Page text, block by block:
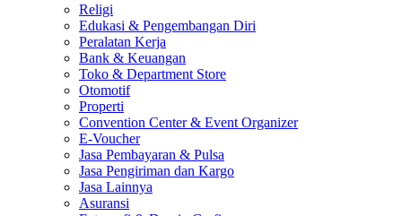
Religi
Edukasi & Pengembangan Diri
Peralatan Kerja
Bank & Keuangan
Toko & Department Store
Otomotif
Properti
Convention Center & Event Organizer
E-Voucher
Jasa Pembayaran & Pulsa
Jasa Pengiriman dan Kargo
Jasa Lainnya
Asuransi